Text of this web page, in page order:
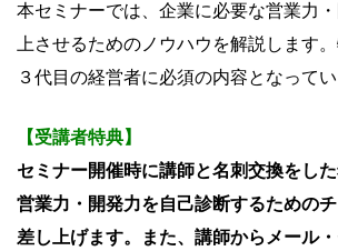
本セミナーでは、企業に必要な営業力
上させるためのノウハウを解説します
３代目の経営者に必須の内容となってい
【受講者特典】
セミナー開催時に講師と名刺交換をし
営業力・開発力を自己診断するための
差し上げます。また、講師からメール